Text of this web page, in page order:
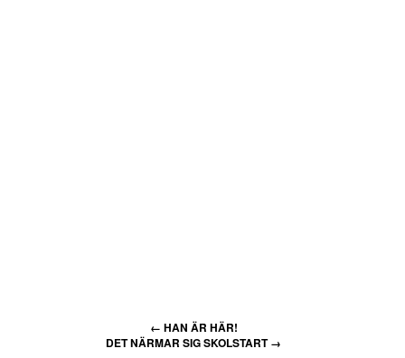
← HAN ÄR HÄR!
DET NÄRMAR SIG SKOLSTART→